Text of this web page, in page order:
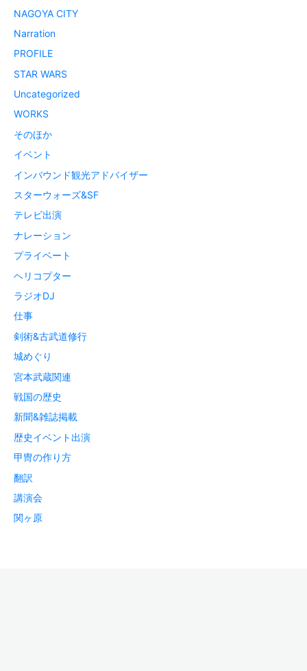
NAGOYA CITY
Narration
PROFILE
STAR WARS
Uncategorized
WORKS
そのほか
イベント
インバウンド観光アドバイザー
スターウォーズ&SF
テレビ出演
ナレーション
プライベート
ヘリコプター
ラジオDJ
仕事
剣術&古武道修行
城めぐり
宮本武蔵関連
戦国の歴史
新聞&雑誌掲載
歴史イベント出演
甲冑の作り方
翻訳
講演会
関ヶ原